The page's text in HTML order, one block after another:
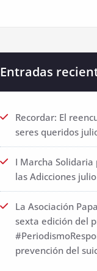
Entradas
Recordar: El
seres queridos
I Marcha
las Adicciones
La Asociación
sexta edición del
prevención del